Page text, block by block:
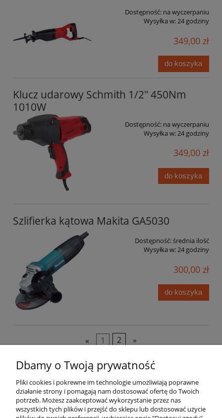
Dostępność: na wyczerpaniu
Wysyłka w:24 godziny
349,00 zł
do koszyka
Klucz udarowy Schmith 1/2" 450Nm
1010W
Dostępność: na wyczerpaniu
Wysyłka w:24 godziny
349,00 zł
do koszyka
Szlifierka kątowa Makita GA5030
Dostępność:średnia ilość
Wysyłka w:24 godziny
300,00 zł
do koszyka
« 1 2 »
Pomoc
Moje konto
Płatności i dostawa
Dbamy o Twoją prywatność
Pliki cookies i pokrewne im technologie umożliwiają poprawne
działanie strony i pomagają nam dostosować ofertę do Twoich
potrzeb. Możesz zaakceptować wykorzystanie przez nas
wszystkich tych plików i przejść do sklepu lub dostosować użycie